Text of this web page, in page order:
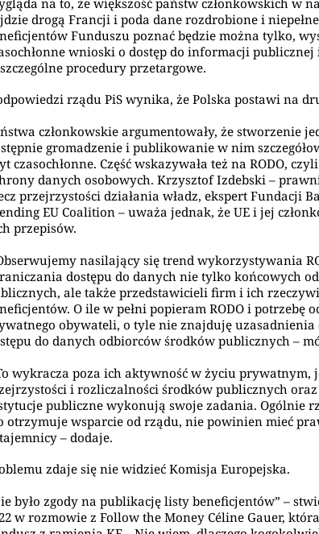
drogą Francji i poda dane rozdrobione i
Funduszu poznać będzie można tylko,
wnioski o dostęp do informacji publicznej
procedury przetargowe.
rządu PiS wynika, że Polska postawi na
członkowskie argumentowały, że stworzenie
gromadzenie i publikowanie w nim
czasochłonne. Część wskazywała też na RODO,
danych osobowych. Krzysztof Izdebski –
przejrzystości działania władz, ekspert Fundacji
EU Coalition – uważa jednak, że UE i jej
przepisów.
nasilający się trend wykorzystywania
dostępu do danych nie tylko końcowych
ale także przedstawicieli firm i ich
O ile w pełni popieram RODO i potrzebę
obywateli, o tyle nie znajduję uzasadnienia
do danych odbiorców środków publicznych –
wykracza poza ich aktywność w życiu prywatnym,
i rozliczalności środków publicznych
publiczne wykonują swoje zadania. Ogólnie
otrzymuje wsparcie od rządu, nie powinien mieć
– dodaje.
zdaje się nie widzieć Komisja Europejska.
było zgody na publikację listy beneficjentów” –
w rozmowie z Follow the Money Céline Gauer,